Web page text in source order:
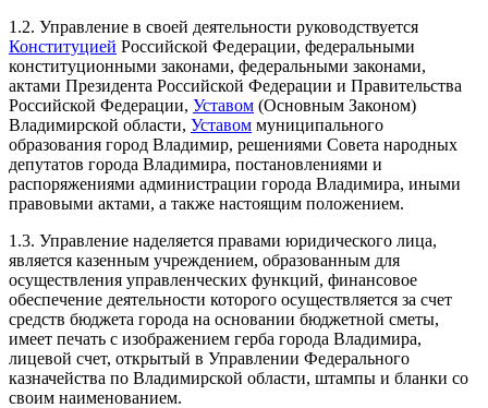
1.2. Управление в своей деятельности руководствуется
Конституцией Российской Федерации, федеральными
конституционными законами, федеральными законами,
актами Президента Российской Федерации и Правительства
Российской Федерации, Уставом (Основным Законом)
Владимирской области, Уставом муниципального
образования город Владимир, решениями Совета народных
депутатов города Владимира, постановлениями и
распоряжениями администрации города Владимира, иными
правовыми актами, а также настоящим положением.
1.3. Управление наделяется правами юридического лица,
является казенным учреждением, образованным для
осуществления управленческих функций, финансовое
обеспечение деятельности которого осуществляется за счет
средств бюджета города на основании бюджетной сметы,
имеет печать с изображением герба города Владимира,
лицевой счет, открытый в Управлении Федерального
казначейства по Владимирской области, штампы и бланки со
своим наименованием.